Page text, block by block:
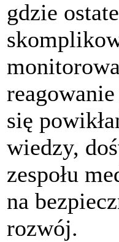
gdzie
się
wiedzy,
zespołu
na
rozwój.